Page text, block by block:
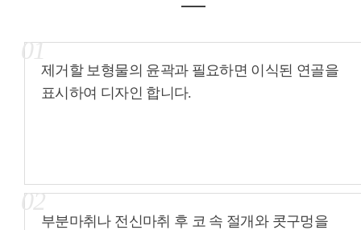
01
제거할 보형물의 윤곽과 필요하면 이식된 연골을
표시하여 디자인 합니다.
02
부분마취나 전신마취 후 코 속 절개와 콧구멍을